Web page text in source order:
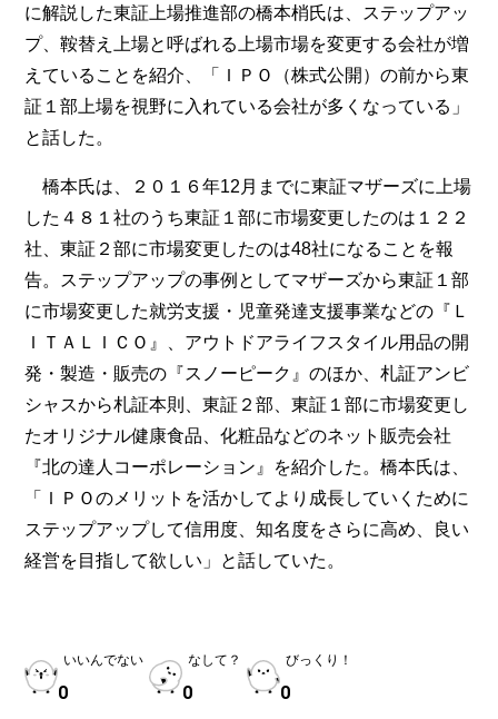
に解説した東証上場推進部の橋本梢氏は、ステップアッ
プ、鞍替え上場と呼ばれる上場市場を変更する会社が増
えていることを紹介、「ＩＰＯ（株式公開）の前から東
証１部上場を視野に入れている会社が多くなっている」
と話した。
橋本氏は、２０１６年12月までに東証マザーズに上場
した４８１社のうち東証１部に市場変更したのは１２２
社、東証２部に市場変更したのは48社になることを報
告。ステップアップの事例としてマザーズから東証１部
に市場変更した就労支援・児童発達支援事業などの『Ｌ
ＩＴＡＬＩＣＯ』、アウトドアライフスタイル用品の開
発・製造・販売の『スノーピーク』のほか、札証アンビ
シャスから札証本則、東証２部、東証１部に市場変更し
たオリジナル健康食品、化粧品などのネット販売会社
『北の達人コーポレーション』を紹介した。橋本氏は、
「ＩＰＯのメリットを活かしてより成長していくために
ステップアップして信用度、知名度をさらに高め、良い
経営を目指して欲しい」と話していた。
いいんでない
0
なして？
0
びっくり！
0